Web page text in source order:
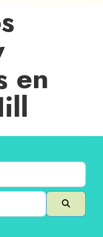
en
Buscar